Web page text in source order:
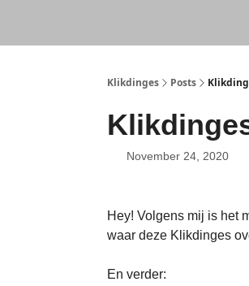
Klikdinges Posts
November 24, 2020
Hey! Volgens mij is het
waar deze Klikdinges
En verder: